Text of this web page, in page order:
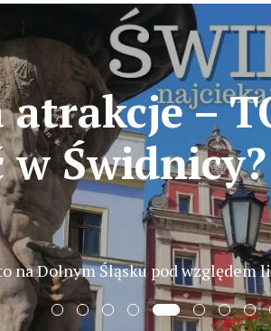
w
bilety i
to jeden z tych zabytków, przy...